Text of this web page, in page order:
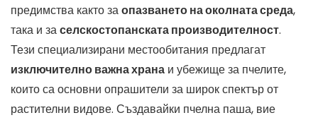
предимства както заопазването на околната среда,
така и заселскостопанската производителност.
Тези специализирани местообитания предлагат
изключително важна храна и убежище за пчелите,
които са основни опрашители за широк спектър от
растителни видове. Създавайки пчелна паша, вие